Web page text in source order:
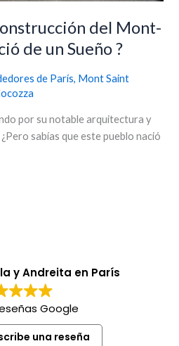
del Mont-
de un Sueño ?
de París, Mont Saint
por su notable arquitectura y
sabías que este pueblo nació
y Andreita en París
Google
una reseña